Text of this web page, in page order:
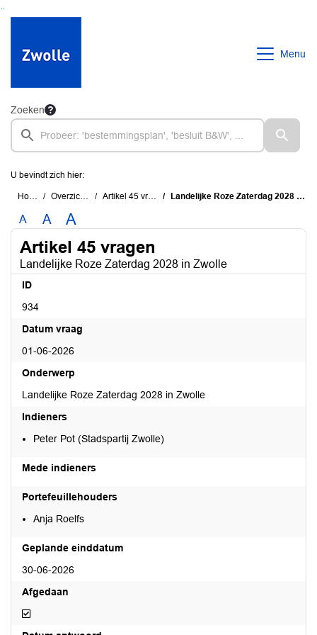
Ga naar de inhoud van deze pagina
Ga naar het zoeken
Ga naar het menu
Menu
Zoeken
U bevindt zich hier:
Home Overzichten Artikel 45 vragen Landelijke Roze Zaterdag 2028 in Zwolle
A A A
Artikel 45 vragen
Landelijke Roze Zaterdag 2028 in Zwolle
ID
934
Datum vraag
01-06-2026
Onderwerp
Landelijke Roze Zaterdag 2028 in Zwolle
Indieners
Peter Pot (Stadspartij Zwolle)
Mede indieners
Portefeuillehouders
Anja Roelfs
Geplande einddatum
30-06-2026
Afgedaan
Afgedaan